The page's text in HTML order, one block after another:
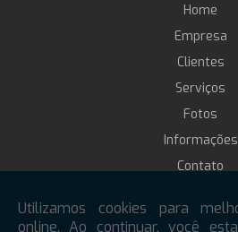
Home
Empresa
Clientes
Serviços
Fotos
Informações
Contato
Mapa do site